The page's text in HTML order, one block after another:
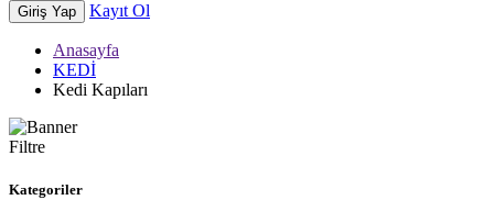
Giriş Yap Kayıt Ol
Anasayfa
KEDİ
Kedi Kapıları
Filtre
Kategoriler